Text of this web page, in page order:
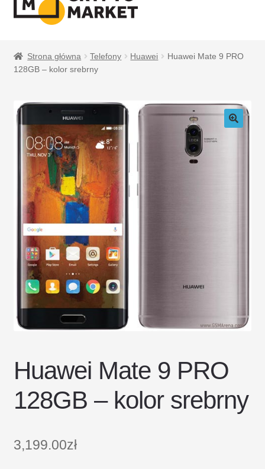
NAWIGACJI
TREŚCI
menu
BEZPIECZNE PŁATNOŚCI
REGULAMIN SKLEPU
Strona główna Telefony Huawei
Huawei Mate 9 PRO
128GB – kolor srebrny
Huawei Mate 9 PRO
128GB – kolor srebrny
3,199.00zł